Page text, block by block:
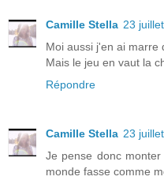
Camille Stella 23
Moi aussi j'en ai marre
Mais le jeu en vaut la
Répondre
Camille Stella 23
Je pense donc
monde fasse comme